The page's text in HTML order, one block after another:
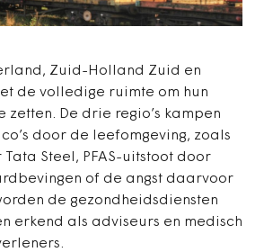
Zuid-Holland Zuid en
de volledige ruimte om hun
zetten. De drie regio’s kampen
door de leefomgeving, zoals
Steel, PFAS-uitstoot door
of de angst daarvoor
de gezondheidsdiensten
erkend als adviseurs en medisch